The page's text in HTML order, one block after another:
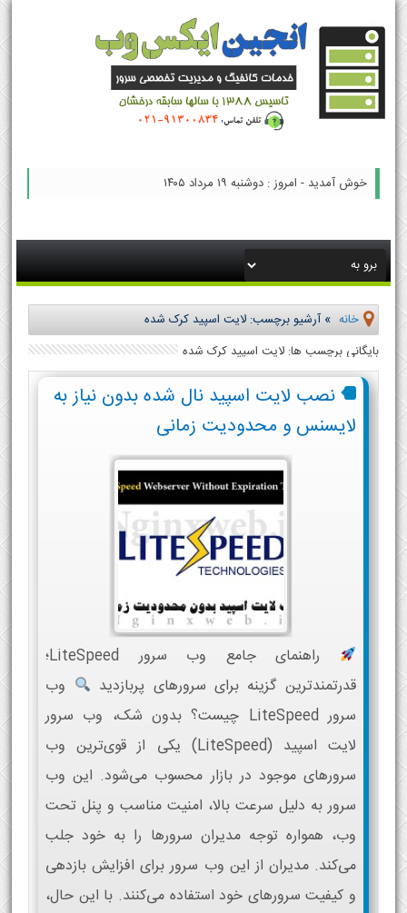
خوش آمدید - امروز : دوشنبه ۱۹ مرداد ۱۴۰۵
خانه »آرشیو برچسب: لایت اسپید کرک شده
بایگانی برچسب ها: لایت اسپید کرک شده
نصب لایت اسپید نال شده بدون نیاز به
لایسنس و محدودیت زمانی
راهنمای جامع وب سرور LiteSpeed؛
قدرتمندترین گزینه برای سرورهای پربازدید
وب
سرور LiteSpeed چیست؟ بدون شک، وب سرور
لایت اسپید (LiteSpeed) یکی از قوی‌ترین وب
سرورهای موجود در بازار محسوب می‌شود. این وب
سرور به دلیل سرعت بالا، امنیت مناسب و پنل تحت
وب، همواره توجه مدیران سرورها را به خود جلب
می‌کند. مدیران از این وب سرور برای افزایش بازدهی
و کیفیت سرورهای خود استفاده می‌کنند. با این حال،